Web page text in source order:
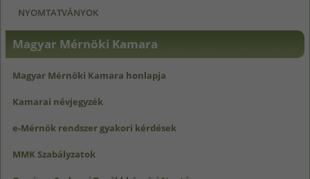
NYOMTATVÁNYOK
Magyar Mérnöki Kamara
Magyar Mérnöki Kamara honlapja
Kamarai névjegyzék
e-Mérnök rendszer gyakori kérdések
MMK Szabályzatok